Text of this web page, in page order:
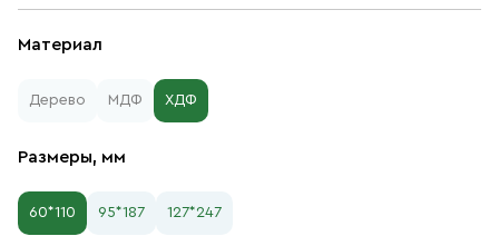
Материал
Дерево МДФ ХДФ
Размеры, мм
60*110 95*187 127*247